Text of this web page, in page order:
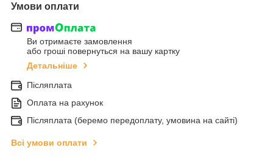
Умови оплати
Ви отримаєте замовлення
або гроші повернуться на вашу картку
Детальніше
Післяплата
Оплата на рахунок
Післяплата (беремо передоплату, умовина на сайті)
Всі умови оплати